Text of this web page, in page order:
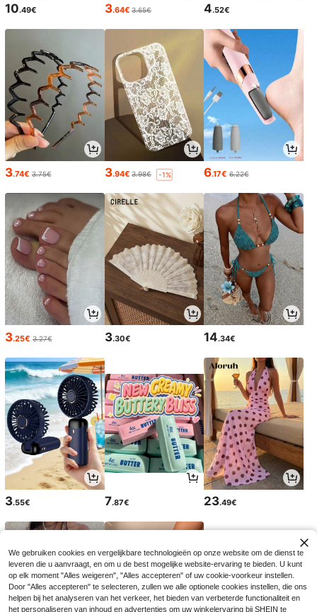
10.49€ 3.64€ 3.65€ 4.52€
3.74€ 3.75€ 3.94€ 3.98€ -1% 6.17€ 6.22€
3.25€ 3.27€ 3.30€ 14.34€
3.55€ 7.87€ 23.49€
We gebruiken cookies en vergelijkbare technologieën op onze website om de dienst te
leveren die u aanvraagt, en om u de best mogelijke website-ervaring te bieden. U kunt
op elk moment "Alles weigeren", "Alles accepteren" of uw cookie-voorkeur instellen.
Door "Alles accepteren" te selecteren, zullen we alle optionele cookies instellen, die ons
helpen bij het analyseren van het verkeer, het bieden van verbeterde functionaliteit en
het personaliseren van inhoud en advertenties om uw winkelervaring bij SHEIN te